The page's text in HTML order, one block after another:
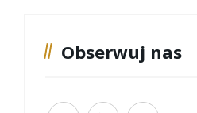
Obserwuj nas